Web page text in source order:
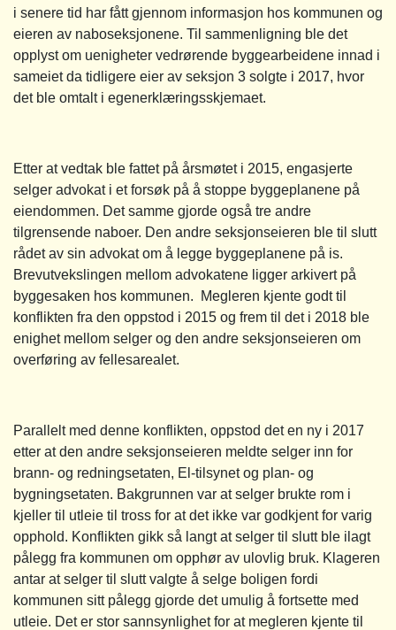
i senere tid har fått gjennom informasjon hos kommunen og
eieren av naboseksjonene. Til sammenligning ble det
opplyst om uenigheter vedrørende byggearbeidene innad i
sameiet da tidligere eier av seksjon 3 solgte i 2017, hvor
det ble omtalt i egenerklæringsskjemaet.
Etter at vedtak ble fattet på årsmøtet i 2015, engasjerte
selger advokat i et forsøk på å stoppe byggeplanene på
eiendommen. Det samme gjorde også tre andre
tilgrensende naboer. Den andre seksjonseieren ble til slutt
rådet av sin advokat om å legge byggeplanene på is.
Brevutvekslingen mellom advokatene ligger arkivert på
byggesaken hos kommunen. Megleren kjente godt til
konflikten fra den oppstod i 2015 og frem til det i 2018 ble
enighet mellom selger og den andre seksjonseieren om
overføring av fellesarealet.
Parallelt med denne konflikten, oppstod det en ny i 2017
etter at den andre seksjonseieren meldte selger inn for
brann- og redningsetaten, El-tilsynet og plan- og
bygningsetaten. Bakgrunnen var at selger brukte rom i
kjeller til utleie til tross for at det ikke var godkjent for varig
opphold. Konflikten gikk så langt at selger til slutt ble ilagt
pålegg fra kommunen om opphør av ulovlig bruk. Klageren
antar at selger til slutt valgte å selge boligen fordi
kommunen sitt pålegg gjorde det umulig å fortsette med
utleie. Det er stor sannsynlighet for at megleren kjente til